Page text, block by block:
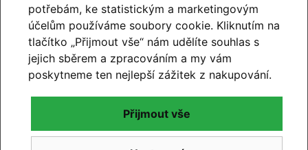
potřebám, ke statistickým a marketingovým
účelům používáme soubory cookie. Kliknutím na
tlačítko „Přijmout vše“ nám udělíte souhlas s
jejich sběrem a zpracováním a my vám
poskytneme ten nejlepší zážitek z nakupování.
Přijmout vše